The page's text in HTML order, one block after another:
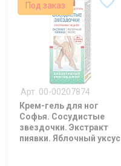
Под заказ
Арт. 00-00207874
Крем-гель для ног
Софья. Сосудистые
звездочки. Экстракт
пиявки. Яблочный уксус